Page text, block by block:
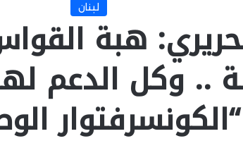
لبنان
هبة
.. وكل الدعم
“الكونسرفتوار